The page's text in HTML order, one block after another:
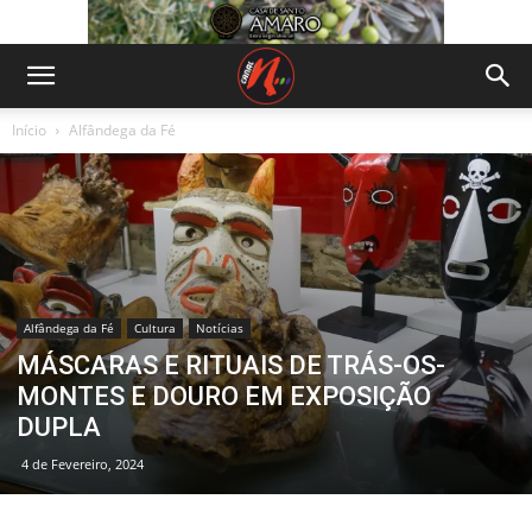
Início Alfândega da Fé
Alfândega da Fé Cultura Notícias
MÁSCARAS E RITUAIS DE TRÁS-OS-
MONTES E DOURO EM EXPOSIÇÃO
DUPLA
4 de Fevereiro, 2024